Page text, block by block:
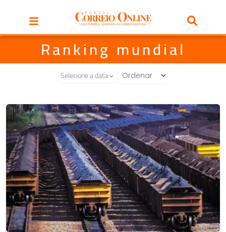
Ranking mundial
Selecione a data